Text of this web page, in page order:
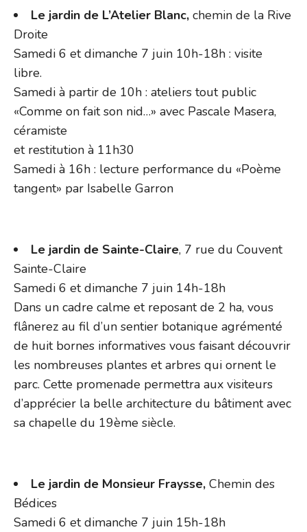
Le jardin de L’Atelier Blanc, chemin de la Rive
Droite
Samedi 6 et dimanche 7 juin 10h-18h : visite
libre.
Samedi à partir de 10h : ateliers tout public
«Comme on fait son nid…» avec Pascale Masera,
céramiste
et restitution à 11h30
Samedi à 16h : lecture performance du «Poème
tangent» par Isabelle Garron
Le jardin de Sainte-Claire, 7 rue du Couvent
Sainte-Claire
Samedi 6 et dimanche 7 juin 14h-18h
Dans un cadre calme et reposant de 2 ha, vous
flânerez au fil d’un sentier botanique agrémenté
de huit bornes informatives vous faisant découvrir
les nombreuses plantes et arbres qui ornent le
parc. Cette promenade permettra aux visiteurs
d’apprécier la belle architecture du bâtiment avec
sa chapelle du 19ème siècle.
Le jardin de Monsieur Fraysse, Chemin des
Bédices
Samedi 6 et dimanche 7 juin 15h-18h